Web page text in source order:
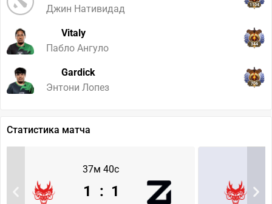
Джин Нативидад
1104
Vitaly
Пабло Ангуло
344
Gardick
Энтони Лопез
706
Статистика матча
37м 40с
1 : 1